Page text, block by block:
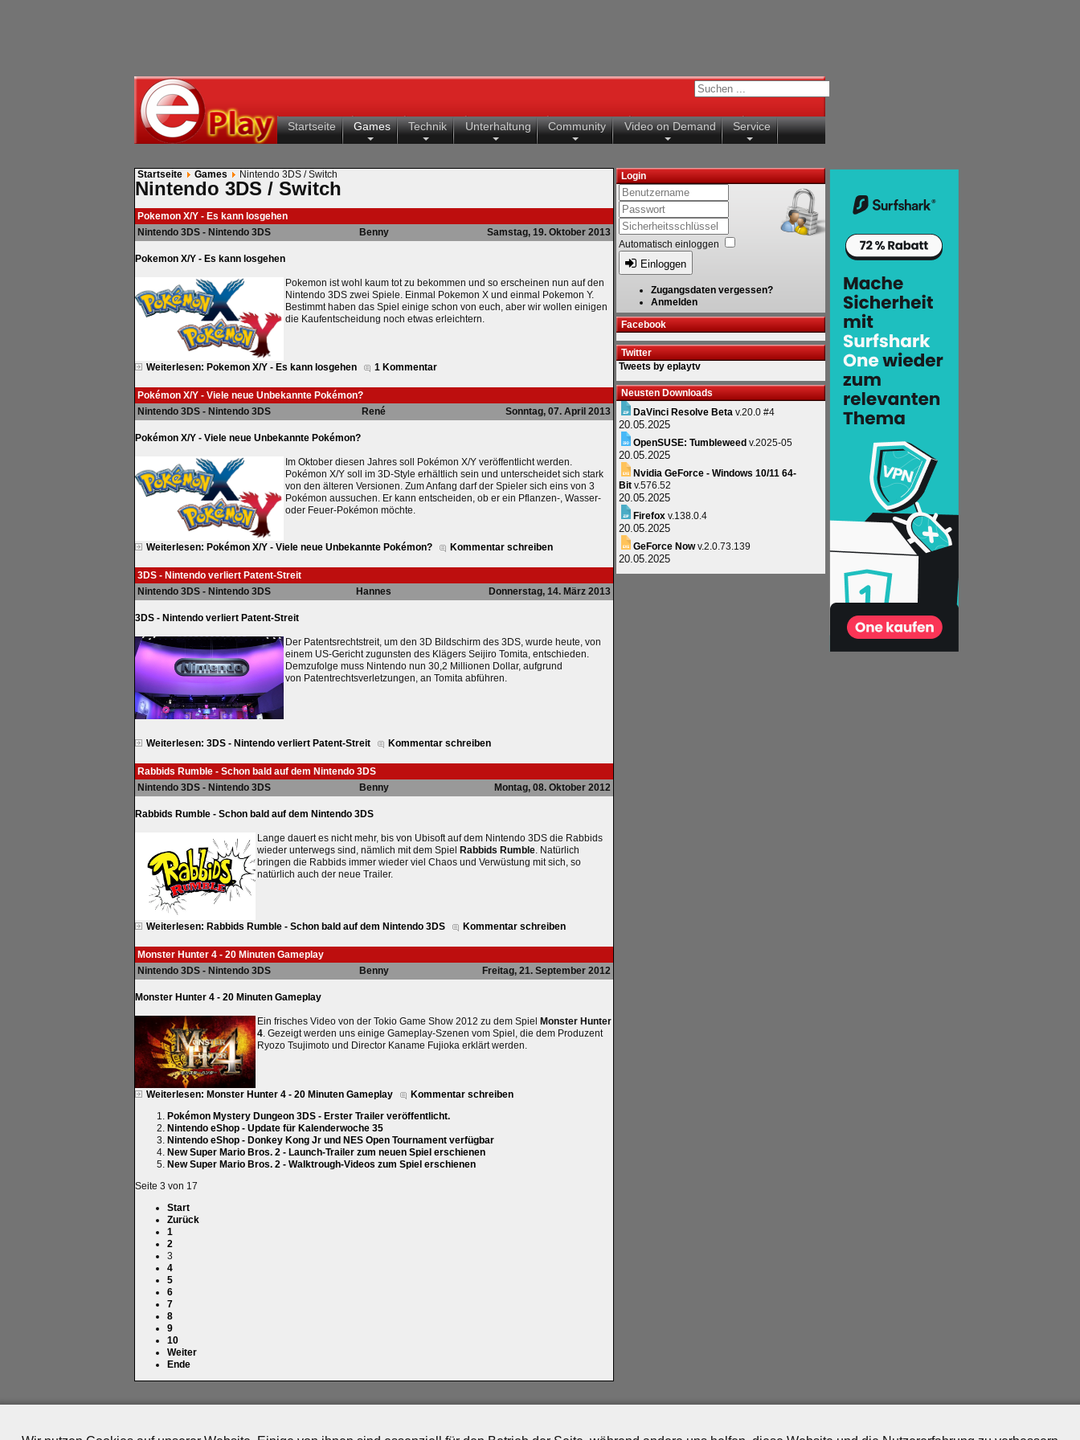
Startseite Games Technik Unterhaltung Community Video on Demand Service
Startseite Games Nintendo 3DS / Switch
Nintendo 3DS / Switch
Pokemon X/Y - Es kann losgehen
Nintendo 3DS - Nintendo 3DS
Benny Samstag, 19. Oktober 2013
Pokemon X/Y - Es kann losgehen
Pokemon ist wohl kaum tot zu bekommen und so erscheinen nun auf den
Nintendo 3DS zwei Spiele. Einmal Pokemon X und einmal Pokemon Y.
Bestimmt haben das Spiel einige schon von euch, aber wir wollen einigen
die Kaufentscheidung noch etwas erleichtern.
Weiterlesen: Pokemon X/Y - Es kann losgehen 1 Kommentar
Pokémon X/Y - Viele neue Unbekannte Pokémon?
Nintendo 3DS - Nintendo 3DS
René Sonntag, 07. April 2013
Pokémon X/Y - Viele neue Unbekannte Pokémon?
Im Oktober diesen Jahres soll Pokémon X/Y veröffentlicht werden.
Pokémon X/Y soll im 3D-Style erhältlich sein und unterscheidet sich stark
von den älteren Versionen. Zum Anfang darf der Spieler sich eins von 3
Pokémon aussuchen. Er kann entscheiden, ob er ein Pflanzen-, Wasser-
oder Feuer-Pokémon möchte.
Weiterlesen: Pokémon X/Y - Viele neue Unbekannte Pokémon? Kommentar schreiben
3DS - Nintendo verliert Patent-Streit
Nintendo 3DS - Nintendo 3DS
Hannes Donnerstag, 14. März 2013
3DS - Nintendo verliert Patent-Streit
Der Patentsrechtstreit, um den 3D Bildschirm des 3DS, wurde heute, von
einem US-Gericht zugunsten des Klägers Seijiro Tomita, entschieden.
Demzufolge muss Nintendo nun 30,2 Millionen Dollar, aufgrund
von Patentrechtsverletzungen, an Tomita abführen.
Weiterlesen: 3DS - Nintendo verliert Patent-Streit Kommentar schreiben
Rabbids Rumble - Schon bald auf dem Nintendo 3DS
Nintendo 3DS - Nintendo 3DS
Benny Montag, 08. Oktober 2012
Rabbids Rumble - Schon bald auf dem Nintendo 3DS
Lange dauert es nicht mehr, bis von Ubisoft auf dem Nintendo 3DS die Rabbids
wieder unterwegs sind, nämlich mit dem Spiel
Rabbids Rumble. Natürlich
bringen die Rabbids immer wieder viel Chaos und Verwüstung mit sich, so
natürlich auch der neue Trailer.
Weiterlesen: Rabbids Rumble - Schon bald auf dem Nintendo 3DS Kommentar schreiben
Monster Hunter 4 - 20 Minuten Gameplay
Nintendo 3DS - Nintendo 3DS
Benny Freitag, 21. September 2012
Monster Hunter 4 - 20 Minuten Gameplay
Ein frisches Video von der Tokio Game Show 2012 zu dem Spiel Monster Hunter
4. Gezeigt werden uns einige Gameplay-Szenen vom Spiel, die dem Produzent
Ryozo Tsujimoto und Director Kaname Fujioka erklärt werden.
Weiterlesen: Monster Hunter 4 - 20 Minuten Gameplay
Kommentar schreiben
Pokémon Mystery Dungeon 3DS - Erster Trailer veröffentlicht.
Nintendo eShop - Update für Kalenderwoche 35
Nintendo eShop - Donkey Kong Jr und NES Open Tournament verfügbar
New Super Mario Bros. 2 - Launch-Trailer zum neuen Spiel erschienen
New Super Mario Bros. 2 - Walktrough-Videos zum Spiel erschienen
Seite 3 von 17
Start
Zurück
1
2
3
4
5
6
7
8
9
10
Weiter
Ende
Login
Automatisch einloggen
Einloggen
Zugangsdaten vergessen?
Anmelden
Facebook
Twitter
Tweets by eplaytv
Neusten Downloads
DaVinci Resolve Beta v.20.0 #4
20.05.2025
OpenSUSE: Tumbleweed v.2025-05
20.05.2025
Nvidia GeForce - Windows 10/11 64-
Bit v.576.52
20.05.2025
Firefox v.138.0.4
20.05.2025
GeForce Nowv.2.0.73.139
20.05.2025
© 2010-2026 ePlay TV